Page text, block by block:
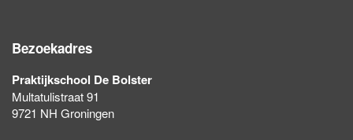
Bezoekadres
Praktijkschool De Bolster
Multatulistraat 91
9721 NH Groningen